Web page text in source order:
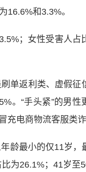
16.6%和3.3%。
；女性受害人占
返利类、虚假征
。“手头紧”的男性
电商物流客服类诈
龄最小的仅11岁，
为26.1%；41岁至